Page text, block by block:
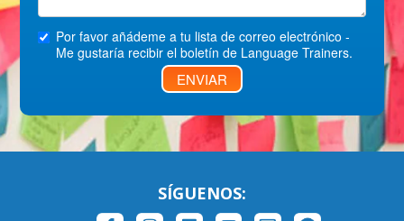
Por favor añádeme a tu lista de correo electrónico -
Me gustaría recibir el boletín de Language Trainers.
ENVIAR
SÍGUENOS: